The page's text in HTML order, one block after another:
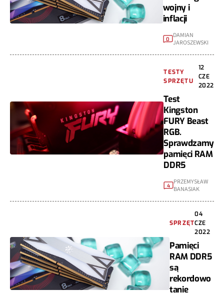
wojny i
inflacji
0 DAMIAN
JAROSZEWSKI
TESTY
SPRZĘTU
12
CZE
2022
Test
Kingston
FURY Beast
RGB.
Sprawdzamy
pamięci RAM
DDR5
4
PRZEMYSŁAW
BANASIAK
SPRZĘT
04
CZE
2022
Pamięci
RAM DDR5
są
rekordowo
tanie